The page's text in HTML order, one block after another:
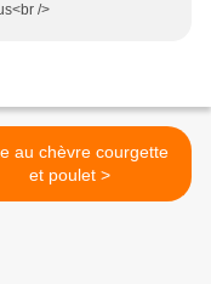
/>
au chèvre courgette
et poulet >